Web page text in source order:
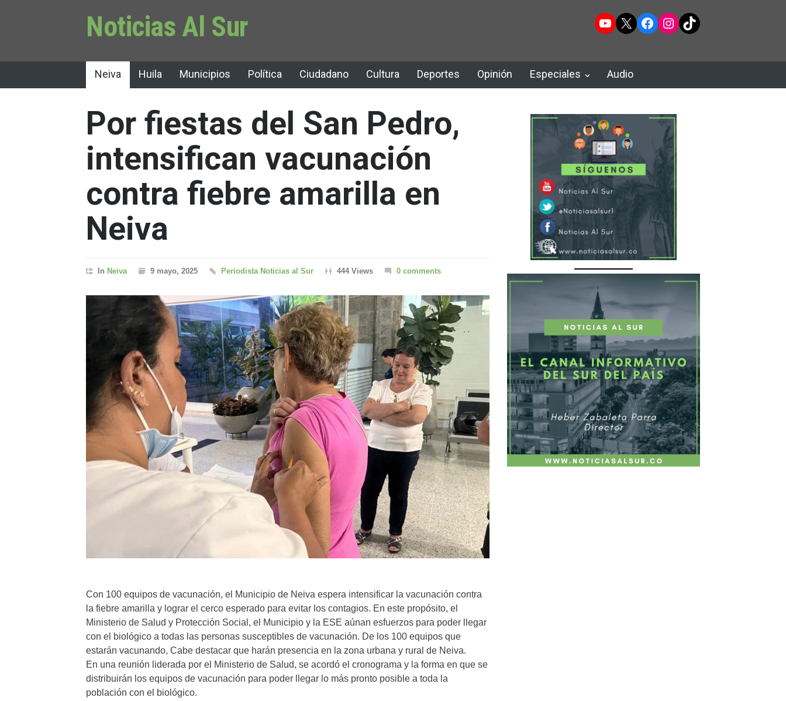
Noticias Al Sur YouTube
X Facebook
Instagram
TikTok
Neiva Huila Municipios Política Ciudadano Cultura Deportes Opinión Especiales Audio
Por fiestas del San Pedro,
intensifican vacunación
contra fiebre amarilla en
Neiva
In Neiva 9 mayo, 2025 Periodista Noticias al Sur 444 Views 0 comments
Con 100 equipos de vacunación, el Municipio de Neiva espera intensificar la vacunación contra
la fiebre amarilla y lograr el cerco esperado para evitar los contagios. En este propósito, el
Ministerio de Salud y Protección Social, el Municipio y la ESE aúnan esfuerzos para poder llegar
con el biológico a todas las personas susceptibles de vacunación. De los 100 equipos que
estarán vacunando, Cabe destacar que harán presencia en la zona urbana y rural de Neiva.
En una reunión liderada por el Ministerio de Salud, se acordó el cronograma y la forma en que se
distribuirán los equipos de vacunación para poder llegar lo más pronto posible a toda la
población con el biológico.